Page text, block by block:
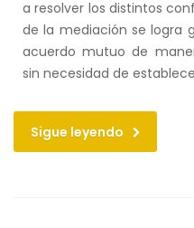
a resolver los distintos
de la mediación se logra
acuerdo mutuo de
sin necesidad de
Sigue leyendo